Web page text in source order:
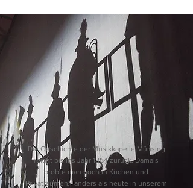
Die Geschichte der Musikkapelle Münsing
reicht bis ins Jahr 1854 zurück. Damals
probte man noch in Küchen und
Privaträumen - anders als heute in unserem